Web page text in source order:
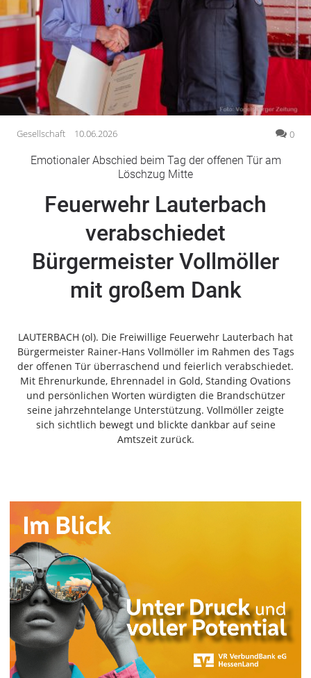
Gesundheit
Kultur
Lifestyle
Wirtschaft
Vogelsberg
Alsfeld
Romrod
Homberg
Schotten
Schlitz
Antrifttal
Gemünden
Grebenau
Grebenhain
Herbstein
Kirtorf
Wartenberg
Schwalm
Fulda
Gießen
Impressum
Datenschutzerklärung
Gesellschaft 10.06.2026 0
Emotionaler Abschied beim Tag der offenen Tür am
Löschzug Mitte
Feuerwehr Lauterbach
verabschiedet
Bürgermeister Vollmöller
mit großem Dank
LAUTERBACH (ol). Die Freiwillige Feuerwehr Lauterbach hat
Bürgermeister Rainer-Hans Vollmöller im Rahmen des Tags
der offenen Tür überraschend und feierlich verabschiedet.
Mit Ehrenurkunde, Ehrennadel in Gold, Standing Ovations
und persönlichen Worten würdigten die Brandschützer
seine jahrzehntelange Unterstützung. Vollmöller zeigte
sich sichtlich bewegt und blickte dankbar auf seine
Amtszeit zurück.